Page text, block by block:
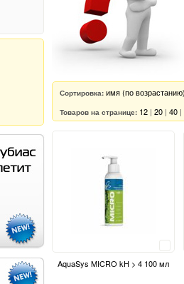
Сортировка: имя (по
Товаров на странице: 12 | 20 | 40 |
AquaSys MICRO kH > 4 100 мл